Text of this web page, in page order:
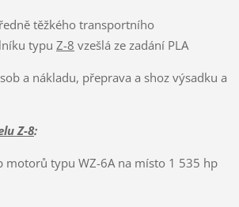
těžkého transportního
typu Z-8 vzešlá ze zadání PLA
a nákladu, přeprava a shoz výsadku a
Z-8:
motorů typu WZ-6A na místo 1 535 hp